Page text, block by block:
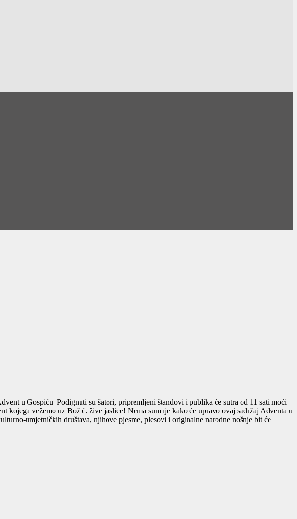
u Gospiću. Podignuti su šatori, pripremljeni štandovi i publika će sutra od 11 sati moći
vežemo uz Božić: žive jaslice! Nema sumnje kako će upravo ovaj sadržaj Adventa u
umjetničkih društava, njihove pjesme, plesovi i originalne narodne nošnje bit će